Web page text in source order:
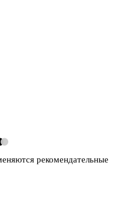
рекомендательные